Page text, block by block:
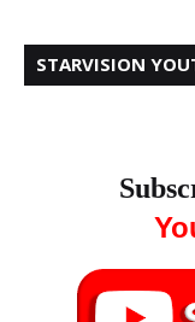
STARVISION